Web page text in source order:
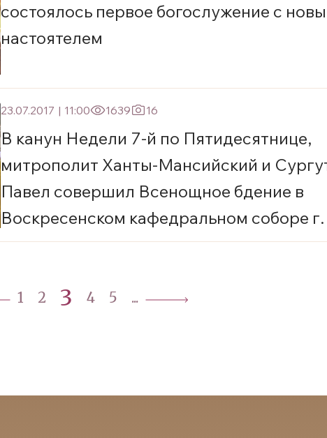
состоялось первое богослужение с
настоятелем
23.07.2017 | 11:00 1639 16
В канун Недели 7-й по Пятидесятнице,
митрополит Ханты-Мансийский и
Павел совершил Всенощное бдение в
Воскресенском кафедральном соборе
Мансийска
1 2 3 4 5 ...